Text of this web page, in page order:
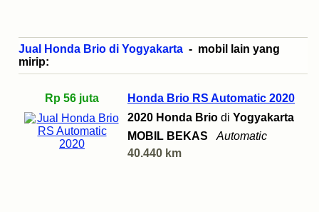
Jual Honda Brio di Yogyakarta - mobil lain yang
mirip:
Rp 56 juta
Honda Brio RS Automatic 2020
2020 Honda Brio di Yogyakarta
MOBIL BEKAS
Automatic
40.440 km